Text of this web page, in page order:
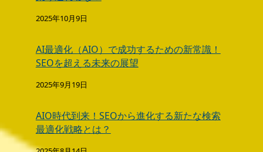
2025年10月9日
AI最適化（AIO）で成功するための新常識！
SEOを超える未来の展望
2025年9月19日
AIO時代到来！SEOから進化する新たな検索
最適化戦略とは？